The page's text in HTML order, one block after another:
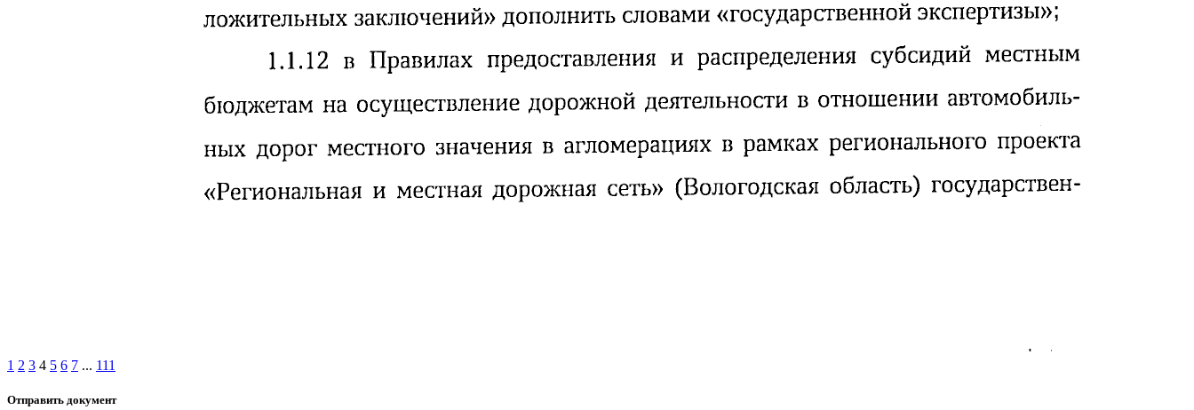
1 2 3 4 5 6 7 ... 111
Отправить документ